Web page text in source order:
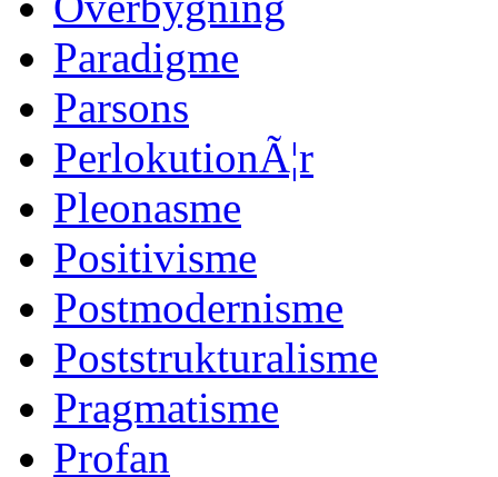
Paradigme
Parsons
PerlokutionÃ¦r
Pleonasme
Positivisme
Postmodernisme
Poststrukturalisme
Pragmatisme
Profan